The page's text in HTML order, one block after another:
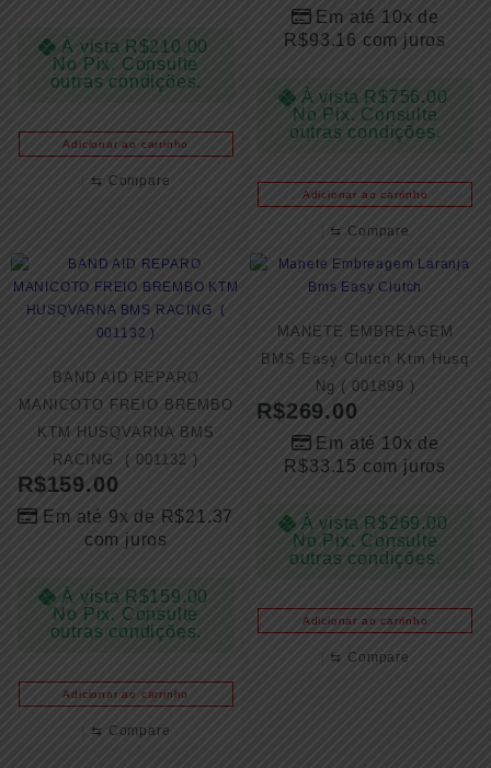
À vista R$210.00
No Pix. Consulte
outras condições.
Adicionar ao carrinho
⇆ Compare
Em até 10x de
R$93.16 com juros
À vista R$756.00
No Pix. Consulte
outras condições.
Adicionar ao carrinho
⇆ Compare
BAND AID REPARO
MANICOTO FREIO BREMBO
KTM HUSQVARNA BMS
RACING ( 001132 )
R$159.00
Em até 9x de R$21.37
com juros
À vista R$159.00
No Pix. Consulte
outras condições.
Adicionar ao carrinho
⇆ Compare
MANETE EMBREAGEM
BMS Easy Clutch Ktm Husq
Ng ( 001899 )
R$269.00
Em até 10x de
R$33.15 com juros
À vista R$269.00
No Pix. Consulte
outras condições.
Adicionar ao carrinho
⇆ Compare